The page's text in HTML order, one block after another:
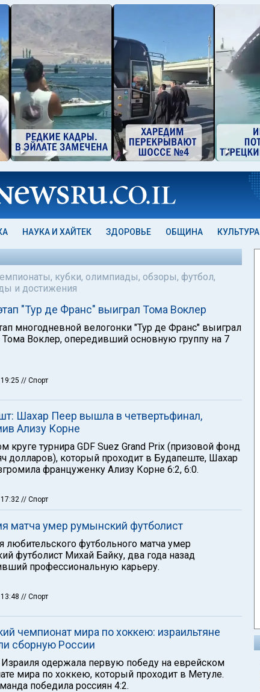
НАУКА И ХАЙТЕК ЗДОРОВЬЕ ОБЩИНА КУЛЬТУРА
кубки, олимпиады, обзоры, футбол,
и достижения
"Тур де Франс" выиграл Тома Воклер
многодневной велогонки "Тур де Франс" выиграл
Воклер, опередивший основную группу на 7
// Спорт
Шахар Пеер вышла в четвертьфинал,
Ализу Корне
круге турнира GDF Suez Grand Prix (призовой фонд
долларов), который проходит в Будапеште, Шахар
француженку Ализу Корне 6:2, 6:0.
// Спорт
матча умер румынский футболист
любительского футбольного матча умер
футболист Михай Байку, два года назад
профессиональную карьеру.
// Спорт
чемпионат мира по хоккею: израильтяне
сборную России
одержала первую победу на еврейском
мира по хоккею, который проходит в Метуле.
победила россиян 4:2.